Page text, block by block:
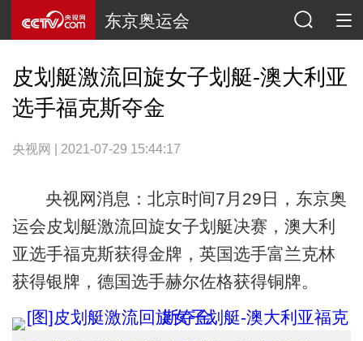
东京奥运会
皮划艇激流回旋女子划艇-澳大利亚
选手福克斯夺金
央视网 | 2021-07-29 15:44:17
央视网消息：北京时间7月29日，东京奥
运会皮划艇激流回旋女子划艇决赛，澳大利
亚选手福克斯获得金牌，英国选手富兰克林
获得银牌，德国选手赫尔佐格获得铜牌。